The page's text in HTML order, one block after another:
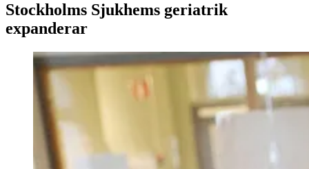
Stockholms Sjukhems geriatrik
expanderar